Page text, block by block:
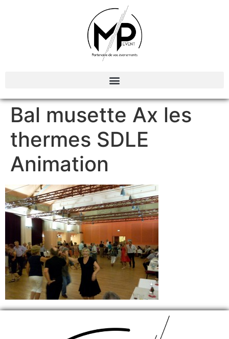
Bal musette Ax les
thermes SDLE
Animation